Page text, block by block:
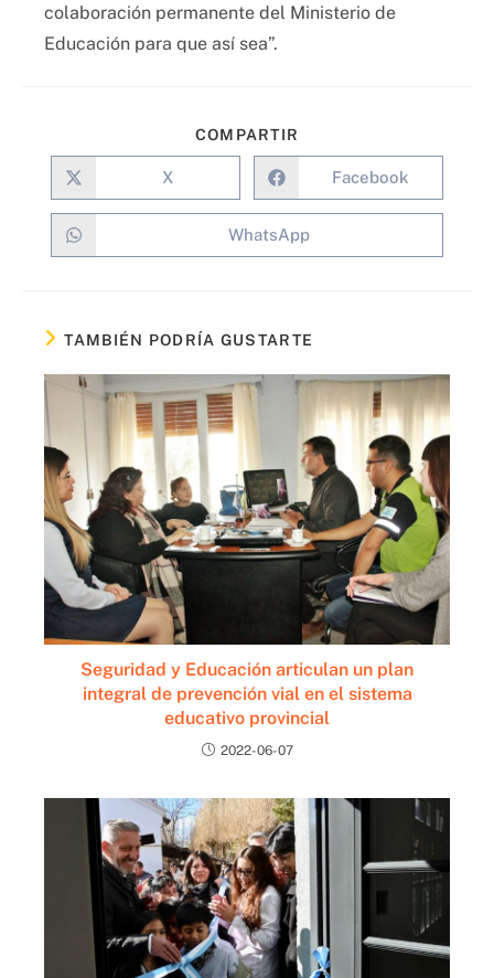
colaboración permanente del Ministerio de
Educación para que así sea”.
COMPARTIR
X Facebook
WhatsApp
TAMBIÉN PODRÍA GUSTARTE
Seguridad y Educación articulan un plan
integral de prevención vial en el sistema
educativo provincial
2022-06-07